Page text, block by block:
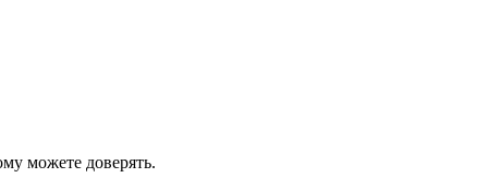
можете доверять.